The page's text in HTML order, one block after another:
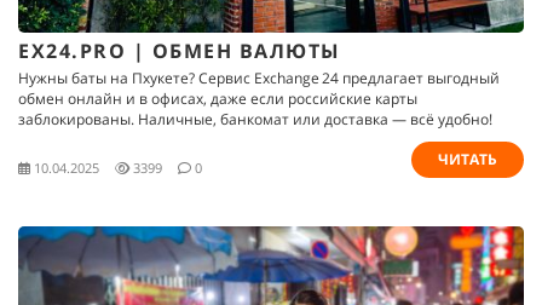
EX24.PRO | ОБМЕН ВАЛЮТЫ
Нужны баты на Пхукете? Сервис Exchange 24 предлагает выгодный
обмен онлайн и в офисах, даже если российские карты
заблокированы. Наличные, банкомат или доставка — всё удобно!
10.04.2025 3399 0 ЧИТАТЬ